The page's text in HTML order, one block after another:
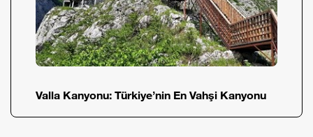
Valla Kanyonu: Türkiye’nin En Vahşi Kanyonu